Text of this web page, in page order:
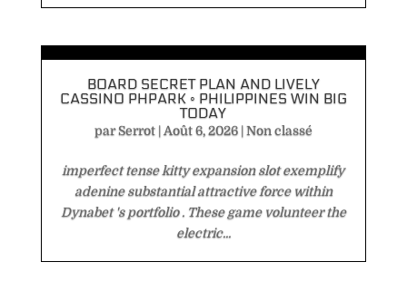
BOARD SECRET PLAN AND LIVELY
CASSINO PHPARK ◦ PHILIPPINES WIN BIG
TODAY
parSerrot|Août 6, 2026|Non classé
imperfect tense kitty expansion slot exemplify
adenine substantial attractive force within
Dynabet 's portfolio . These game volunteer the
electric...